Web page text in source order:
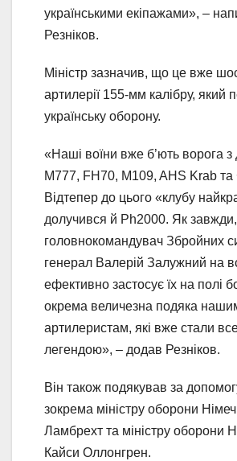
українськими екіпажами», –
Резніков.
Міністр зазначив, що це вже
артилерії 155-мм калібру, який
українську оборону.
«Наші воїни вже б’ють ворога
M777, FH70, M109, AHS Krab та
Відтепер до цього «клубу
долучився й Ph2000. Як завжди,
головнокомандувач Збройних
генерал Валерій Залужний на
ефективно застосує їх на полі
окрема величезна подяка
артилеристам, які вже стали
легендою», – додав Резніков.
Він також подякував за
зокрема міністру оборони
Ламбрехт та міністру оборони
Кайси Оллонгрен.